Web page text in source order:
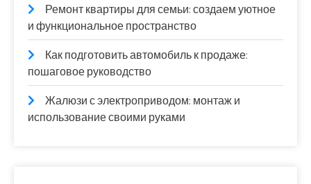
Ремонт квартиры для семьи: создаем уютное
и функциональное пространство
Как подготовить автомобиль к продаже:
пошаговое руководство
Жалюзи с электроприводом: монтаж и
использование своими руками